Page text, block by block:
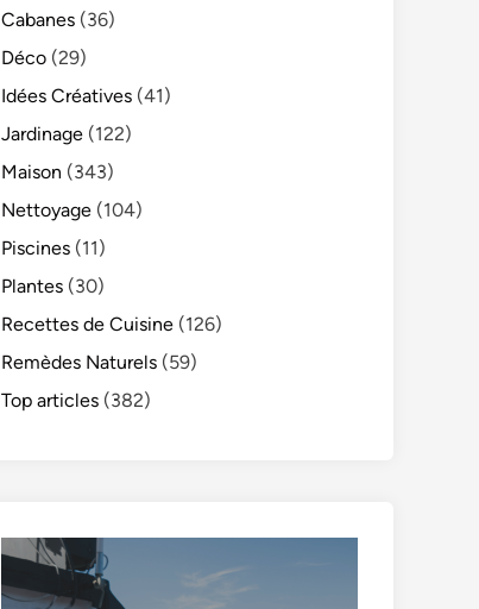
Cabanes (36)
Déco (29)
Idées Créatives (41)
Jardinage (122)
Maison (343)
Nettoyage (104)
Piscines (11)
Plantes (30)
Recettes de Cuisine (126)
Remèdes Naturels (59)
Top articles (382)